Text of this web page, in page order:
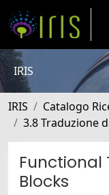
IRIS
IRIS Catalogo
3.8 Traduzione
Functional
Blocks